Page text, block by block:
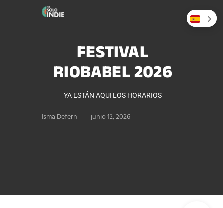
FESTIVAL
RIOBABEL 2026
YA ESTÁN AQUÍ LOS HORARIOS
Isma Defern junio 12, 2026